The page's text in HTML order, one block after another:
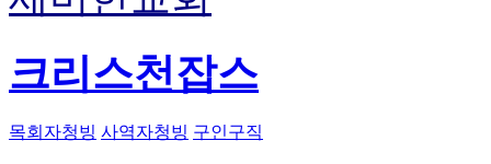
크리스천잡스
목회자청빙 사역자청빙 구인구직